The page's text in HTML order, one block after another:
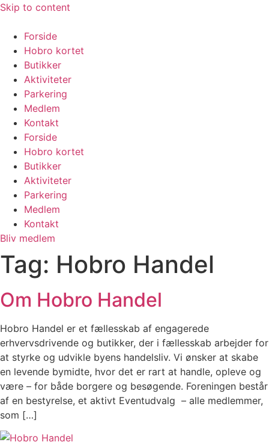
Skip to content
Forside
Hobro kortet
Butikker
Aktiviteter
Parkering
Medlem
Kontakt
Forside
Hobro kortet
Butikker
Aktiviteter
Parkering
Medlem
Kontakt
Bliv medlem
Tag: Hobro Handel
Om Hobro Handel
Hobro Handel er et fællesskab af engagerede
erhvervsdrivende og butikker, der i fællesskab arbejder for
at styrke og udvikle byens handelsliv. Vi ønsker at skabe
en levende bymidte, hvor det er rart at handle, opleve og
være – for både borgere og besøgende. Foreningen består
af en bestyrelse, et aktivt Eventudvalg – alle medlemmer,
som […]